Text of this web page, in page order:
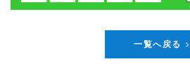
一覧へ戻る